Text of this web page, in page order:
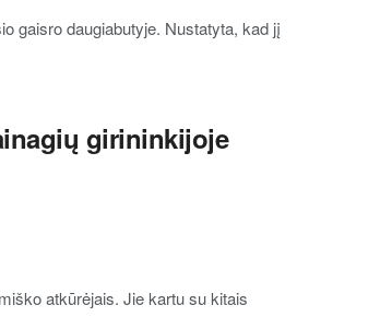
gaisro daugiabutyje. Nustatyta, kad jį
girininkijoje
atkūrėjais. Jie kartu su kitais